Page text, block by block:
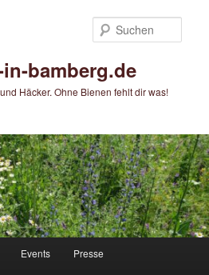
bamberg.de
Häcker. Ohne Bienen fehlt dir was!
Events Presse